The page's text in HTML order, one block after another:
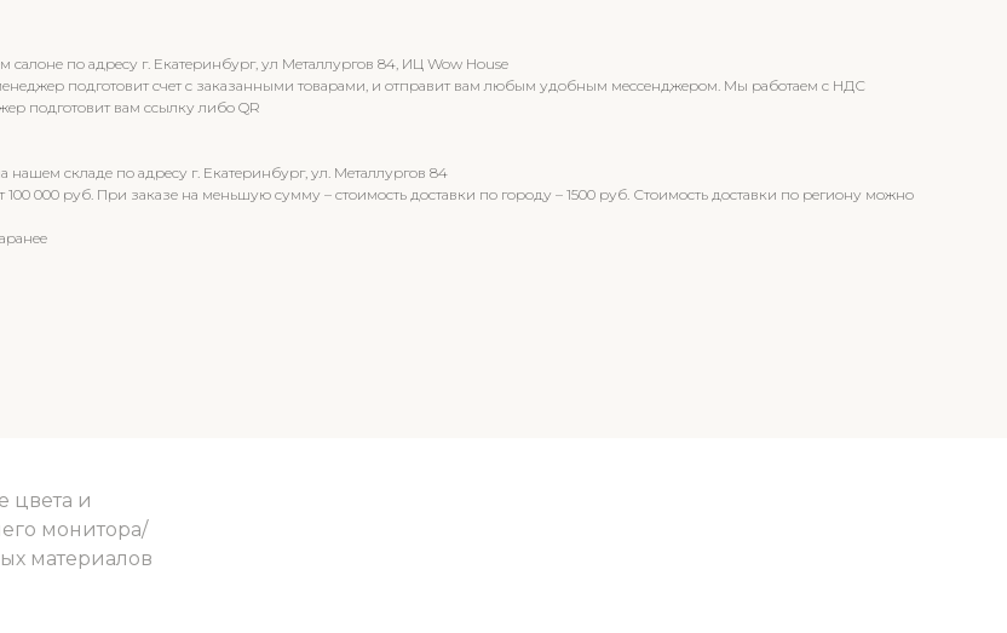
по адресу г. Екатеринбург, ул Металлургов 84, ИЦ Wow House
подготовит счет с заказанными товарами, и отправит вам любым удобным мессенджером. Мы работаем с НДС
подготовит вам ссылку либо QR
складе по адресу г. Екатеринбург, ул. Металлургов 84
000 руб. При заказе на меньшую сумму – стоимость доставки по городу – 1500 руб. Стоимость доставки по региону можно
цвета и
монитора/
материалов